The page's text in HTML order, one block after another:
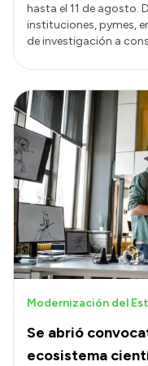
hasta el 11 de agosto.
instituciones, pymes,
de investigación a
Se abrió
ecosistema
Modernización del